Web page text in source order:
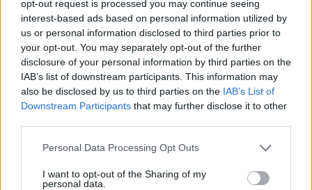
opt-out request is processed you may continue seeing
interest-based ads based on personal information utilized by
us or personal information disclosed to third parties prior to
your opt-out. You may separately opt-out of the further
disclosure of your personal information by third parties on the
IAB’s list of downstream participants. This information may
also be disclosed by us to third parties on the IAB’s List of
Downstream Participants that may further disclose it to other
Personal Data Processing Opt Outs
I want to opt-out of the Sharing of my
personal data.